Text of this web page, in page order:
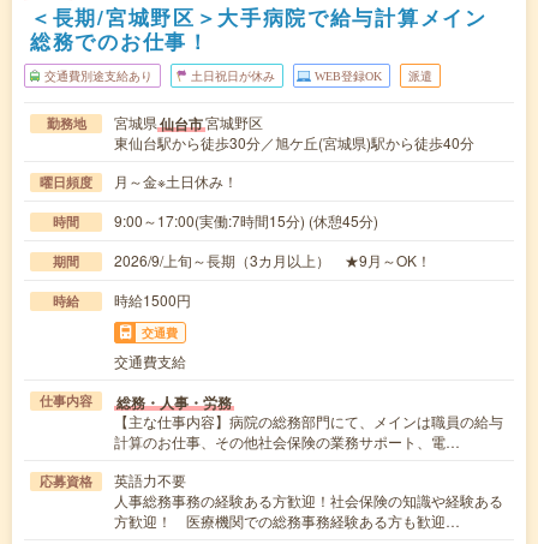
＜長期/宮城野区＞大手病院で給与計算メイン
総務でのお仕事！
交通費別途支給あり 土日祝日が休み WEB登録OK 派遣
勤務地 宮城県仙台市宮城野区
東仙台駅から徒歩30分／旭ケ丘(宮城県)駅から徒歩40分
曜日頻度 月～金※土日休み！
時間 9:00～17:00(実働:7時間15分) (休憩45分)
期間 2026/9/上旬～長期（3カ月以上） ★9月～OK！
時給 時給1500円
交通費
交通費支給
仕事内容 総務・人事・労務
【主な仕事内容】病院の総務部門にて、メインは職員の給与
計算のお仕事、その他社会保険の業務サポート、電…
応募資格
英語力不要
人事総務事務の経験ある方歓迎！社会保険の知識や経験ある
方歓迎！ 医療機関での総務事務経験ある方も歓迎…